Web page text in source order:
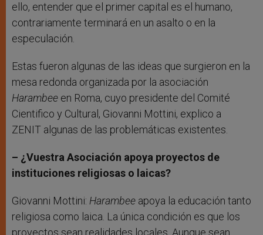
ello, entender que el primer capital es el humano,
contrariamente terminará en un asalto o en la
especulación.
Estas fueron algunas de las ideas que surgieron en la
mesa redonda organizada por la asociación
Harambee en Roma, cuyo presidente del Comité
Cientifico y Cultural, Giovanni Mottini, explico a
ZENIT algunas de las problemáticas existentes.
– ¿Vuestra Asociación apoya proyectos de
instituciones religiosas o laicas?
Giovanni Mottini: Harambee apoya la educación tanto
religiosa como laica. La única condición es que los
proyectos sean realidades locales. Aunque sean